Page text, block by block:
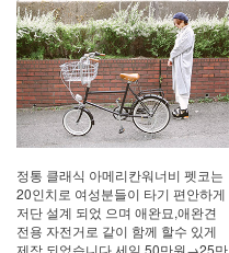
정통 클래식 아메리칸워너비 펫코는
20인치로 여성분들이 타기 편안하게
저단 설계 되었 으며 애완묘,애완견
전용 자전거로 같이 함께 할수 있게